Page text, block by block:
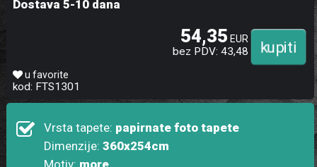
Dostava 5-10 dana
54,35 EUR
bez PDV: 43,48
u favorite
kod: FTS1301
Vrsta tapete: papirnate foto tapete
Dimenzije:360x254cm